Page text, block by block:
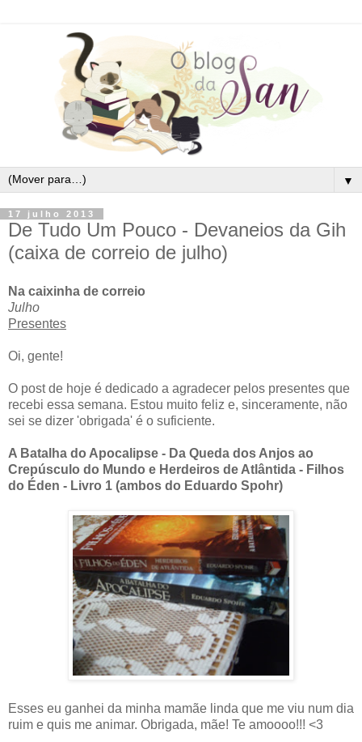
▼
17 julho 2013
De Tudo Um Pouco - Devaneios da Gih
(caixa de correio de julho)
Na caixinha de correio
Julho
Presentes
Oi, gente!
O post de hoje é dedicado a agradecer pelos presentes que
recebi essa semana. Estou muito feliz e, sinceramente, não
sei se dizer 'obrigada' é o suficiente.
A Batalha do Apocalipse - Da Queda dos Anjos ao
Crepúsculo do Mundo e Herdeiros de Atlântida - Filhos
do Éden - Livro 1 (ambos do Eduardo Spohr)
Esses eu ganhei da minha mamãe linda que me viu num dia
ruim e quis me animar. Obrigada, mãe! Te amoooo!!! <3